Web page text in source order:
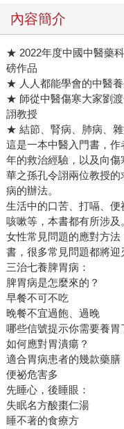
內容簡介
★ 2022年度中國中醫藥
磅作品
★ 人人都能學會的中醫
★ 師從中醫傷寒大家劉
詡教授
★ 結節、腎病、肺病、
這是一本中醫入門書，
年的救治經驗，以及向
華之孫孔令詡兩位教授
病的辦法。
生活中的口苦、打嗝、便
咳嗽等，本書都有所涉
女性常見問題的應對方
書，很多常見問題都將迎
三治七養脾胃病：
脾胃病是怎麼來的？
早餐不可不吃
晚餐不宜過飽、過晚
哪些信號提示你需要養胃
如何應對胃潰瘍？
適合胃病患者的幾款藥膳
便祕危害多
先睡心，後睡眼：
失眠名方酸棗仁湯
睡不著的食療方